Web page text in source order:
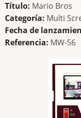
Título: Mario Bros
Categoría: Multi
Fecha de
Referencia: MW-56